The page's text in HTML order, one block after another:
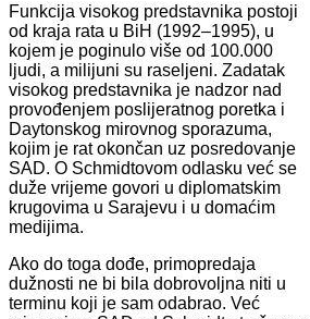
Funkcija visokog predstavnika postoji
od kraja rata u BiH (1992–1995), u
kojem je poginulo više od 100.000
ljudi, a milijuni su raseljeni. Zadatak
visokog predstavnika je nadzor nad
provođenjem poslijeratnog poretka i
Daytonskog mirovnog sporazuma,
kojim je rat okončan uz posredovanje
SAD. O Schmidtovom odlasku već se
duže vrijeme govori u diplomatskim
krugovima u Sarajevu i u domaćim
medijima.
Ako do toga dođe, primopredaja
dužnosti ne bi bila dobrovoljna niti u
terminu koji je sam odabrao. Već